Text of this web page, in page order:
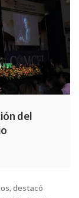
del
destacó